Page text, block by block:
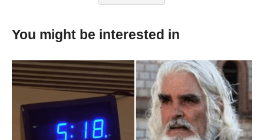
You might be interested in